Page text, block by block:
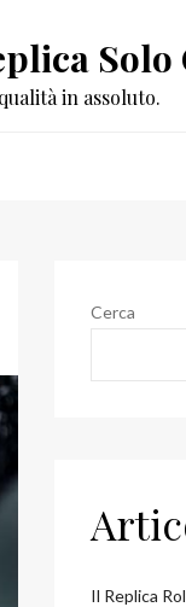
Solo
in assoluto.
Cerca
Il Replica